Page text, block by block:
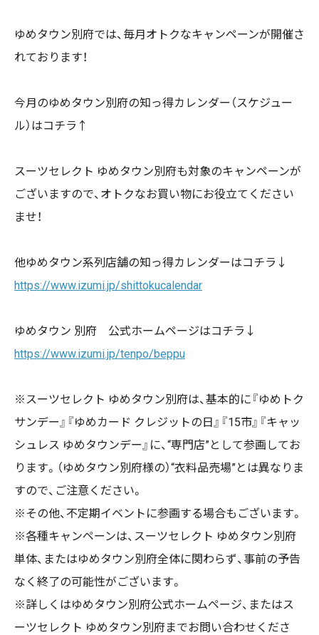
ゆめタウン別府では、毎月オトクなキャンペーンが開催さ
れております！
今月のゆめタウン別府の知っ得カレンダー（スケジュー
ル）はコチラ↑
スーツセレクト ゆめタウン別府も対象のキャンペーンが
ございますので、オトクなお買い物にお役立てください
ませ！
他ゆめタウン系列店舗の知っ得カレンダーはコチラ↓
https://www.izumi.jp/shittokucalendar
ゆめタウン 別府 公式ホームページはコチラ↓
https://www.izumi.jp/tenpo/beppu
※スーツセレクト ゆめタウン別府は、基本的に『ゆめトク
サンデー』『ゆめカード クレジットの日』『15市』『キャッ
シュレス ゆめタウンデー』に、“専門店”として参画してお
ります。（ゆめタウン別府様の）“衣料品売場”とは異なりま
すので、ご注意ください。
※その他、不定期イベントに参画する場合もございます。
※各種キャンペーンは、スーツセレクト ゆめタウン別府
単体、またはゆめタウン別府全体に関わらず、事前の予告
なく終了の可能性がございます。
※詳しくはゆめタウン別府公式ホームページ、またはス
ーツセレクト ゆめタウン別府までお問い合わせくださ